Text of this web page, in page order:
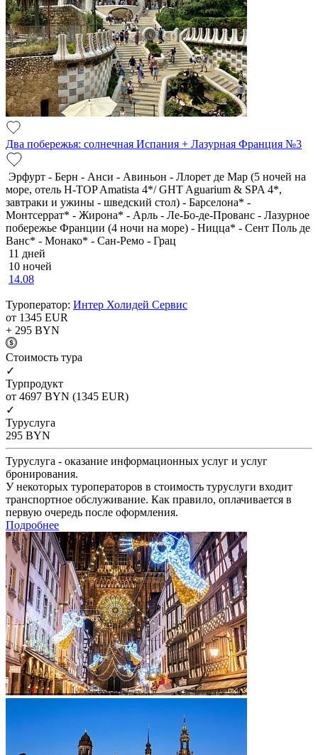
Два побережья: солнечная Испания + Лазурная Франция №3
Эрфурт - Берн - Анси - Авиньон - Ллорет де Мар (5 ночей на
море, отель H-TOP Amatista 4*/ GHT Aguarium & SPA 4*,
завтраки и ужины - шведский стол) - Барселона* -
Монтсеррат* - Жирона* - Арль - Ле-Бо-де-Прованс - Лазурное
побережье Франции (4 ночи на море) - Ницца* - Сент Поль де
Ванс* - Монако* - Сан-Ремо - Грац
11 дней
10 ночей
14.08
Туроператор: Интер Холидей Сервис
от 1345 EUR
+ 295 BYN
Cтоимость тура
✓
Турпродукт
от 4697 BYN (1345 EUR)
✓
Туруслуга
295 BYN
Туруслуга - оказание информационных услуг и услуг
бронирования.
У некоторых туроператоров в стоимость туруслуги входит
транспортное обслуживание. Как правило, оплачивается в
первую очередь после оформления.
Подробнее